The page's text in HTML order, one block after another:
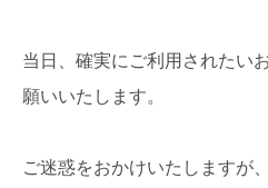
当日、確実にご利用されたい
願いいたします。
ご迷惑をおかけいたしますが